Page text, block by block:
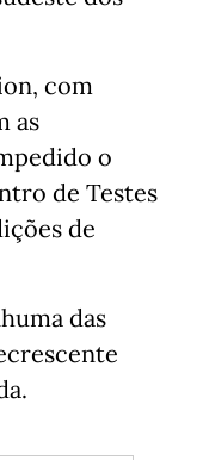
com
as
o
de Testes
de
das